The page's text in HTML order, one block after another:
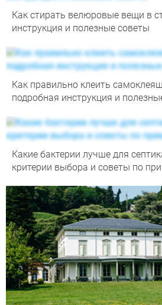
Как стирать велюровые вещи в
инструкция и полезные советы
Как правильно клеить
подробная инструкция и
Какие бактерии лучше для
критерии выбора и советы по